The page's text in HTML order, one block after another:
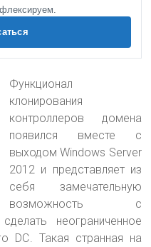
Функционал
клонирования
контроллеров домена
появился вместе с
выходом Windows Server
2012 и представляет из
себя замечательную
возможность с
неограниченное
DC. Такая странная на